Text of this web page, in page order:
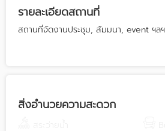
รายละเอียดสถานที่
สถานที่จัดงานประชุม, สัมมนา, event ฯลฯ
สิ่งอำนวยความสะดวก